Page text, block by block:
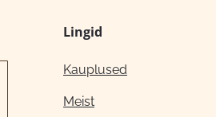
Lingid
Kauplused
Meist